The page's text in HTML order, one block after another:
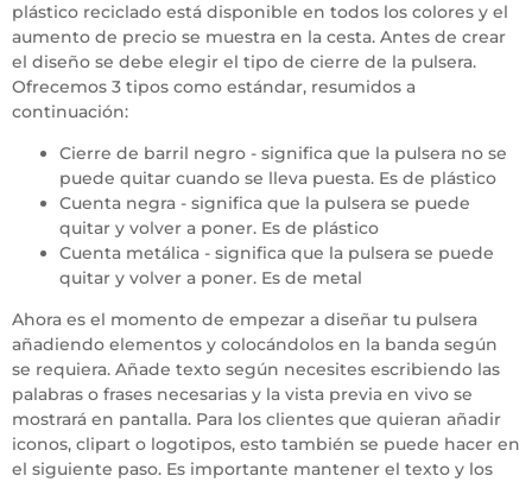
plástico reciclado está disponible en todos los colores y el
aumento de precio se muestra en la cesta. Antes de crear
el diseño se debe elegir el tipo de cierre de la pulsera.
Ofrecemos 3 tipos como estándar, resumidos a
continuación:
Cierre de barril negro - significa que la pulsera no se
puede quitar cuando se lleva puesta. Es de plástico
Cuenta negra - significa que la pulsera se puede
quitar y volver a poner. Es de plástico
Cuenta metálica - significa que la pulsera se puede
quitar y volver a poner. Es de metal
Ahora es el momento de empezar a diseñar tu pulsera
añadiendo elementos y colocándolos en la banda según
se requiera. Añade texto según necesites escribiendo las
palabras o frases necesarias y la vista previa en vivo se
mostrará en pantalla. Para los clientes que quieran añadir
iconos, clipart o logotipos, esto también se puede hacer en
el siguiente paso. Es importante mantener el texto y los